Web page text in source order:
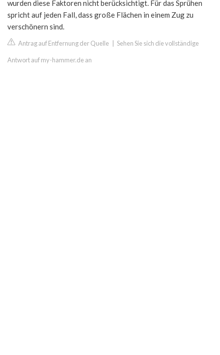
wurden diese Faktoren nicht berücksichtigt. Für das Sprühen
spricht auf jeden Fall, dass große Flächen in einem Zug zu
verschönern sind.
Antrag auf Entfernung der Quelle Sehen Sie sich die vollständige
Antwort auf my-hammer.de an